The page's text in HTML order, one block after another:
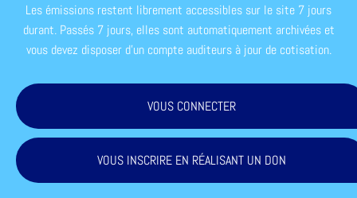
Les émissions restent librement accessibles sur le site 7 jours
durant. Passés 7 jours, elles sont automatiquement archivées et
vous devez disposer d'un compte auditeurs à jour de cotisation.
VOUS CONNECTER
VOUS INSCRIRE EN RÉALISANT UN DON